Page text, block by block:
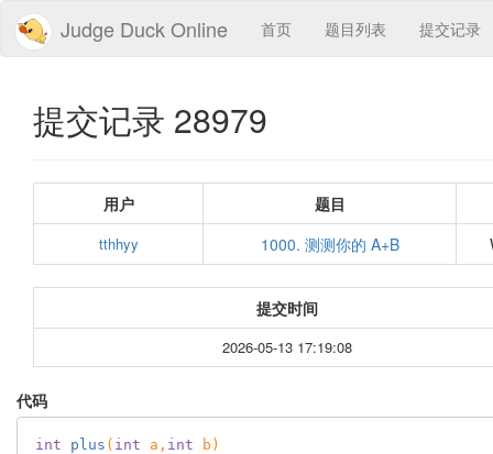
Judge Duck Online 首页 题目列表 提交记录
提交记录 28979
用户 题目
tthhyy 1000. 测测你的 A+B
提交时间
2026-05-13 17:19:08
代码
int plus ( int a, int b)